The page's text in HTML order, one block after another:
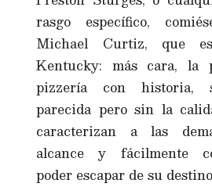
rasgo específico,
Michael Curtiz, que
Kentucky: más cara, la
pizzería con historia,
parecida pero sin la
caracterizan a las
alcance y fácilmente
poder escapar de su